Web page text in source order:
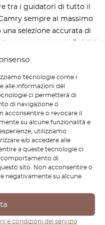
tecnologie come i
alle informazioni del
ci permetterà di
di navigazione o
acconsentire o revocare il
su alcune funzionalità e
utilizziamo
e/o accedere alle
a queste tecnologie ci
comportamento di
sito. Non acconsentire o
negativamente su alcune
e condizioni del servizio
tra i guidatori di tutto il
sempre al massimo
selezione accurata di
per preservarne la fluidità
Che tu stia restaurando un
all’autenticità garantisce
qualità. Acquistare da
prestazioni a lungo
Il nostro team di esperti è
personalizzata e
Mantieni la tua Camry
e continua a goderti la
per anni a venire.